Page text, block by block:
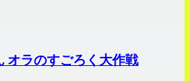
オラのすごろく大作戦